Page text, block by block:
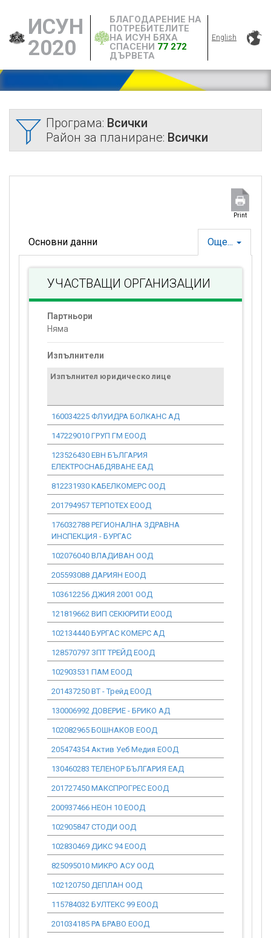
ИСУН
2020
БЛАГОДАРЕНИЕ НА
ПОТРЕБИТЕЛИТЕ
НА ИСУН БЯХА
СПАСЕНИ 77 272
ДЪРВЕТА
English
Програма: Всички
Район за планиране: Всички
Print
Още...
Основни данни
УЧАСТВАЩИ ОРГАНИЗАЦИИ
Партньори
Няма
Изпълнители
Изпълнител юридическо лице
160034225 ФЛУИДРА БОЛКАНС АД
147229010 ГРУП ГМ ЕООД
123526430 ЕВН БЪЛГАРИЯ
ЕЛЕКТРОСНАБДЯВАНЕ ЕАД
812231930 КАБЕЛКОМЕРС ООД
201794957 ТЕРПОТЕХ ЕООД
176032788 РЕГИОНАЛНА ЗДРАВНА
ИНСПЕКЦИЯ - БУРГАС
102076040 ВЛАДИВАН ООД
205593088 ДАРИЯН ЕООД
103612256 ДЖИЯ 2001 ООД
121819662 ВИП СЕКЮРИТИ ЕООД
102134440 БУРГАС КОМЕРС АД
128570797 ЗПТ ТРЕЙД ЕООД
102903531 ПАМ ЕООД
201437250 ВТ - Трейд ЕООД
130006992 ДОВЕРИЕ - БРИКО АД
102082965 БОШНАКОВ ЕООД
205474354 Актив Уеб Медия ЕООД
130460283 ТЕЛЕНОР БЪЛГАРИЯ ЕАД
201727450 МАКСПРОГРЕС ЕООД
200937466 НЕОН 10 ЕООД
102905847 СТОДИ ООД
102830469 ДИКС 94 ЕООД
825095010 МИКРО АСУ ООД
102120750 ДЕПЛАН ООД
115784032 БУЛТЕКС 99 ЕООД
201034185 РА БРАВО ЕООД